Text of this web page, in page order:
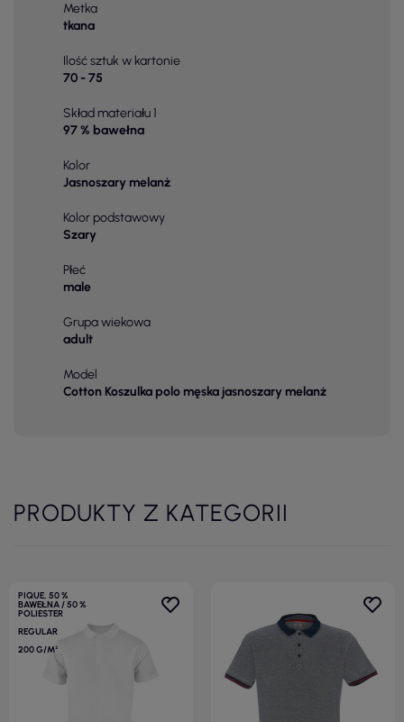
Metka
tkana
Ilość sztuk w kartonie
70 - 75
Skład materiału 1
97 % bawełna
Kolor
Jasnoszary melanż
Kolor podstawowy
Szary
Płeć
male
Grupa wiekowa
adult
Model
Cotton Koszulka polo męska jasnoszary melanż
PRODUKTY Z KATEGORII
PIQUE, 50 %
BAWEŁNA / 50 %
POLIESTER
REGULAR
200 G/M²